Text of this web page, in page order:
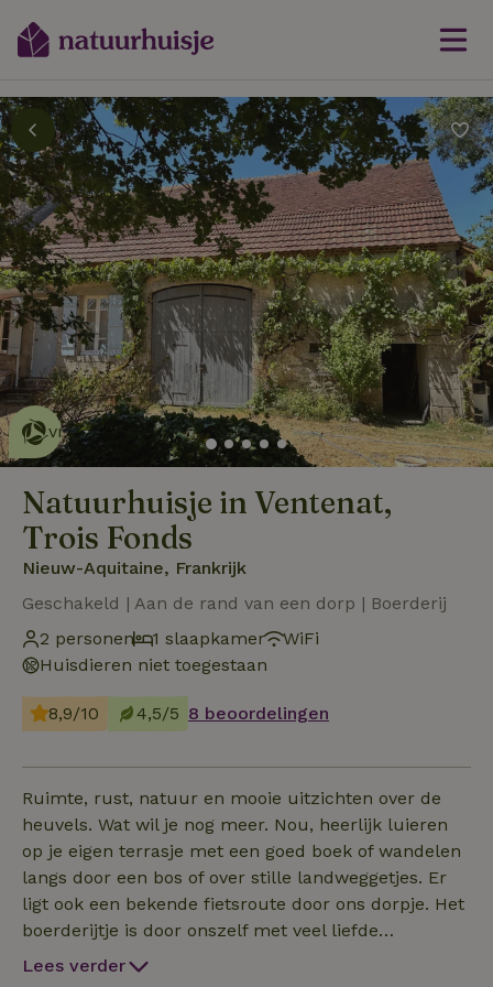
Dit natuurhuisje is eco-
vriendelijk lees meer
Natuurhuisje in Ventenat,
Trois Fonds
Nieuw-Aquitaine, Frankrijk
Geschakeld | Aan de rand van een dorp | Boerderij
2 personen
1 slaapkamer
WiFi
Huisdieren niet toegestaan
8,9/10 4,5/5 8 beoordelingen
Ruimte, rust, natuur en mooie uitzichten over de
heuvels. Wat wil je nog meer. Nou, heerlijk luieren
op je eigen terrasje met een goed boek of wandelen
langs door een bos of over stille landweggetjes. Er
ligt ook een bekende fietsroute door ons dorpje. Het
boerderijtje is door onszelf met veel liefde
gerenoveerd en dateert van voor 1900. Het heeft
Lees verder